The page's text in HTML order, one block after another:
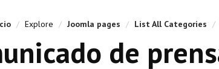
/ Explore / Joomla pages / List All Categories /
de